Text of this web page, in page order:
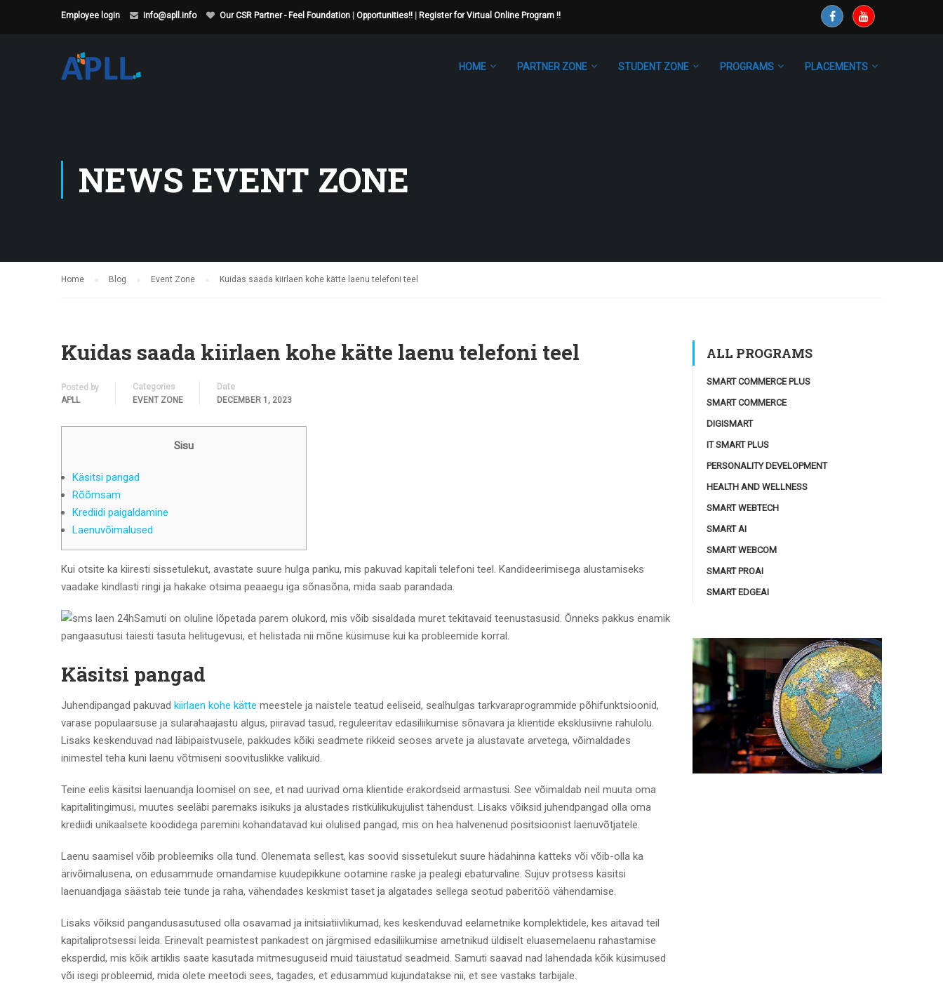
Employee login info@apll.info Our CSR Partner - Feel Foundation Opportunities!! Register for Virtual Online Program !!
HOME PARTNER ZONE STUDENT ZONE PROGRAMS PLACEMENTS
NEWS EVENT ZONE
Home Blog Event Zone Kuidas saada kiirlaen kohe kätte laenu telefoni teel
Kuidas saada kiirlaen kohe kätte laenu telefoni teel
Posted by
APLL
Categories
EVENT ZONE
Date
DECEMBER 1, 2023
Sisu
Käsitsi pangad
Rõõmsam
Krediidi paigaldamine
Laenuvõimalused
Kui otsite ka kiiresti sissetulekut, avastate suure hulga panku, mis pakuvad kapitali telefoni teel. Kandideerimisega alustamiseks
vaadake kindlasti ringi ja hakake otsima peaaegu iga sõnasõna, mida saab parandada.
Samuti on oluline lõpetada parem olukord, mis võib sisaldada muret tekitavaid teenustasusid. Õnneks pakkus enamik
pangaasutusi täiesti tasuta helitugevusi, et helistada nii mõne küsimuse kui ka probleemide korral.
Käsitsi pangad
Juhendipangad pakuvad kiirlaen kohe kätte meestele ja naistele teatud eeliseid, sealhulgas tarkvaraprogrammide põhifunktsioonid,
varase populaarsuse ja sularahaajastu algus, piiravad tasud, reguleeritav edasiliikumise sõnavara ja klientide eksklusiivne rahulolu.
Lisaks keskenduvad nad läbipaistvusele, pakkudes kõiki seadmete rikkeid seoses arvete ja alustavate arvetega, võimaldades
inimestel teha kuni laenu võtmiseni soovituslikke valikuid.
Teine eelis käsitsi laenuandja loomisel on see, et nad uurivad oma klientide erakordseid armastusi. See võimaldab neil muuta oma
kapitalitingimusi, muutes seeläbi paremaks isikuks ja alustades ristkülikukujulist tähendust. Lisaks võiksid juhendpangad olla oma
krediidi unikaalsete koodidega paremini kohandatavad kui olulised pangad, mis on hea halvenenud positsioonist laenuvõtjatele.
Laenu saamisel võib probleemiks olla tund. Olenemata sellest, kas soovid sissetulekut suure hädahinna katteks või võib-olla ka
ärivõimalusena, on edusammude omandamise kuudepikkune ootamine raske ja pealegi ebaturvaline. Sujuv protsess käsitsi
laenuandjaga säästab teie tunde ja raha, vähendades keskmist taset ja algatades sellega seotud paberitöö vähendamise.
Lisaks võiksid pangandusasutused olla osavamad ja initsiatiivlikumad, kes keskenduvad eelametnike komplektidele, kes aitavad teil
kapitaliprotsessi leida. Erinevalt peamistest pankadest on järgmised edasiliikumise ametnikud üldiselt eluasemelaenu rahastamise
eksperdid, mis kõik artiklis saate kasutada mitmesuguseid muid täiustatud seadmeid. Samuti saavad nad lahendada kõik küsimused
või isegi probleemid, mida olete meetodi sees, tagades, et edusammud kujundatakse nii, et see vastaks tarbijale.
ALL PROGRAMS
SMART COMMERCE PLUS
SMART COMMERCE
DIGISMART
IT SMART PLUS
PERSONALITY DEVELOPMENT
HEALTH AND WELLNESS
SMART WEBTECH
SMART AI
SMART WEBCOM
SMART PROAI
SMART EDGEAI